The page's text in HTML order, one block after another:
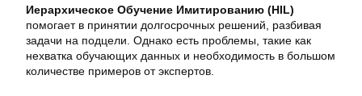
Иерархическое Обучение Имитированию (HIL)
помогает в принятии долгосрочных решений, разбивая
задачи на подцели. Однако есть проблемы, такие как
нехватка обучающих данных и необходимость в большом
количестве примеров от экспертов.